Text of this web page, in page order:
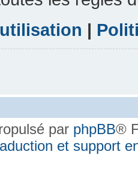
|
par phpBB®
et support